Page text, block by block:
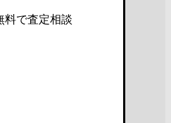
料で査定相談